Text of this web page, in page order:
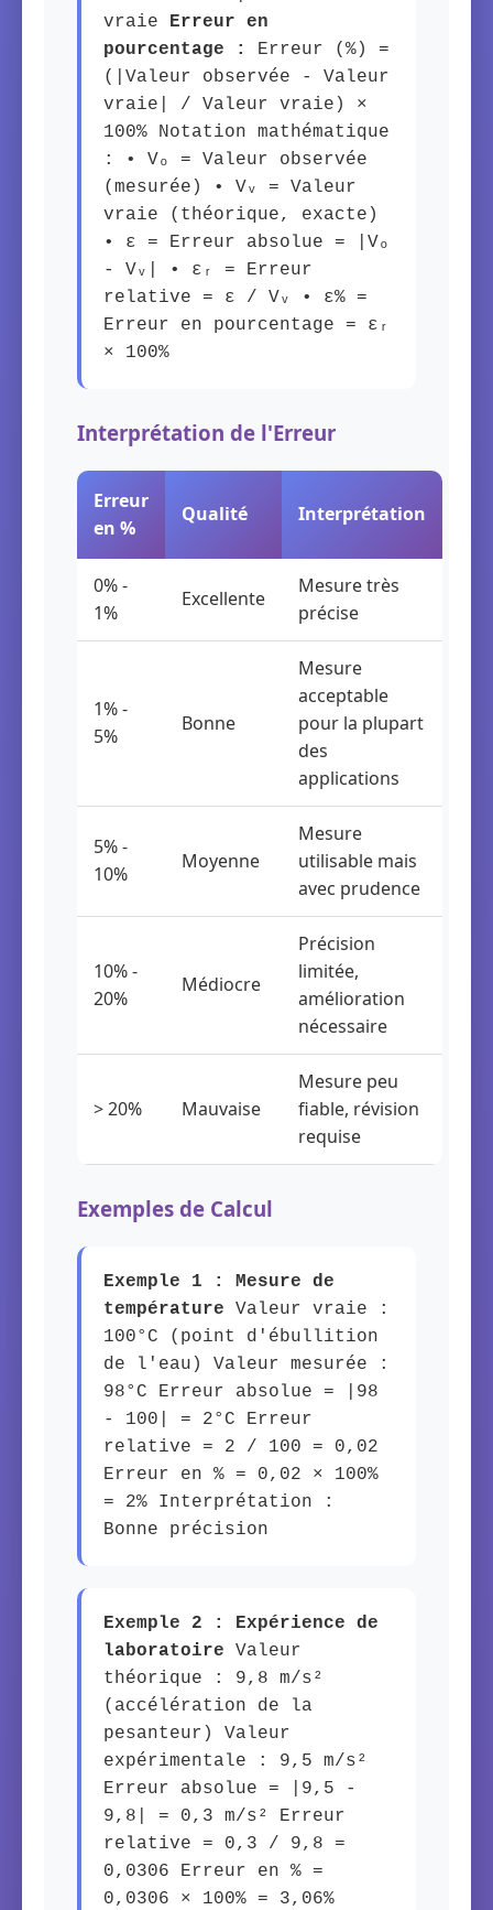
vraie Erreur en
pourcentage :
Erreur (%) =
(|Valeur observée - Valeur
vraie| / Valeur vraie) ×
100% Notation mathématique
: • Vₒ = Valeur observée
(mesurée) • Vᵥ = Valeur
vraie (théorique, exacte)
• ε = Erreur absolue = |Vₒ
- Vᵥ| • εᵣ = Erreur
relative = ε / Vᵥ • ε% =
Erreur en pourcentage = εᵣ
× 100%
Interprétation de l'Erreur
Erreur
en %
Qualité Interprétation
0% -
1%
Excellente
Mesure très
précise
1% -
5%
Bonne
Mesure
acceptable
pour la plupart
des
applications
5% -
10%
Moyenne
Mesure
utilisable mais
avec prudence
10% -
20%
Médiocre
Précision
limitée,
amélioration
nécessaire
> 20% Mauvaise
Mesure peu
fiable, révision
requise
Exemples de Calcul
Exemple 1 : Mesure de
température Valeur vraie :
100°C (point d'ébullition
de l'eau) Valeur mesurée :
98°C Erreur absolue = |98
- 100| = 2°C Erreur
relative = 2 / 100 = 0,02
Erreur en % = 0,02 × 100%
= 2% Interprétation :
Bonne précision
Exemple 2 : Expérience de
laboratoire Valeur
théorique : 9,8 m/s²
(accélération de la
pesanteur) Valeur
expérimentale : 9,5 m/s²
Erreur absolue = |9,5 -
9,8| = 0,3 m/s² Erreur
relative = 0,3 / 9,8 =
0,0306 Erreur en % =
0,0306 × 100% = 3,06%